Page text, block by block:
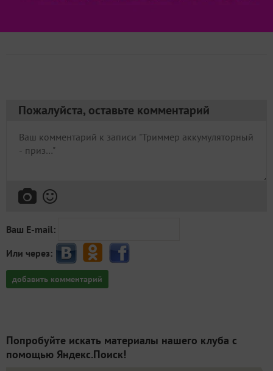
Пожалуйста, оставьте комментарий
Ваш E-mail:
Или через:
добавить комментарий
Попробуйте искать материалы нашего клуба с
помощью Яндекс.Поиск!